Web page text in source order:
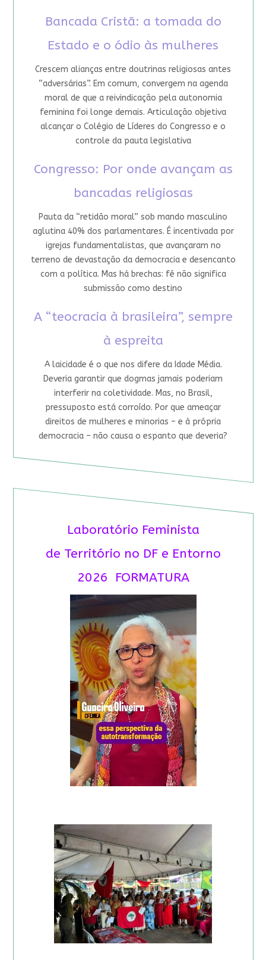
Bancada Cristã: a tomada do
Estado e o ódio às mulheres
Crescem alianças entre doutrinas religiosas antes
“adversárias”. Em comum, convergem na agenda
moral de que a reivindicação pela autonomia
feminina foi longe demais. Articulação objetiva
alcançar o Colégio de Líderes do Congresso e o
controle da pauta legislativa
Congresso: Por onde avançam as
bancadas religiosas
Pauta da “retidão moral” sob mando masculino
aglutina 40% dos parlamentares. É incentivada por
igrejas fundamentalistas, que avançaram no
terreno de devastação da democracia e desencanto
com a política. Mas há brechas: fé não significa
submissão como destino
A “teocracia à brasileira”, sempre
à espreita
A laicidade é o que nos difere da Idade Média.
Deveria garantir que dogmas jamais poderiam
interferir na coletividade. Mas, no Brasil,
pressuposto está corroído. Por que ameaçar
direitos de mulheres e minorias – e à própria
democracia – não causa o espanto que deveria?
Laboratório Feminista
de Território no DF e Entorno
2026 FORMATURA